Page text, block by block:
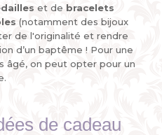
et de bracelets
(notamment des bijoux
de l'originalité et rendre
d’un baptême ! Pour une
âgé, on peut opter pour un
de cadeau